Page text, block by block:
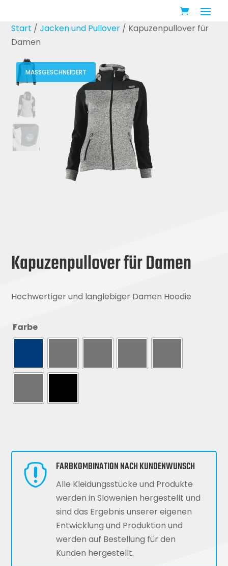
Start /Jacken und Pullover / Kapuzenpullover für
Damen
MASSGESCHNEIDERT
Kapuzenpullover für Damen
Hochwertiger und langlebiger Damen Hoodie
Farbe
 FARBKOMBINATION NACH KUNDENWUNSCH
Alle Kleidungsstücke und Produkte
werden in Slowenien hergestellt und
sind das Ergebnis unserer eigenen
Entwicklung und Produktion und
werden auf Bestellung für den
Kunden hergestellt.